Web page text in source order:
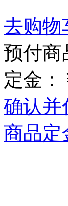
去购物
预付商
定金：
确认并
商品定